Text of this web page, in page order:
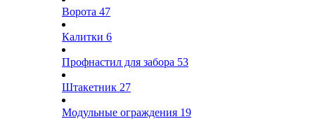
Ворота 47
Калитки 6
Профнастил для забора 53
Штакетник 27
Модульные ограждения 19